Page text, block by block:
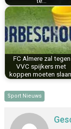
FC Almere zal tegen
VVC spijkers met
koppen moeten
Sport Nieuws